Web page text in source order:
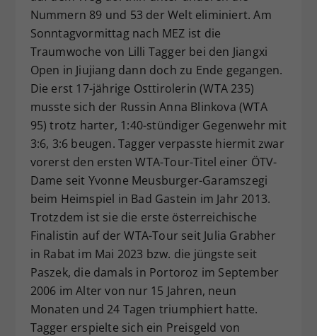
Nummern 89 und 53 der Welt eliminiert. Am
Sonntagvormittag nach MEZ ist die
Traumwoche von Lilli Tagger bei den Jiangxi
Open in Jiujiang dann doch zu Ende gegangen.
Die erst 17-jährige Osttirolerin (WTA 235)
musste sich der Russin Anna Blinkova (WTA
95) trotz harter, 1:40-stündiger Gegenwehr mit
3:6, 3:6 beugen. Tagger verpasste hiermit zwar
vorerst den ersten WTA-Tour-Titel einer ÖTV-
Dame seit Yvonne Meusburger-Garamszegi
beim Heimspiel in Bad Gastein im Jahr 2013.
Trotzdem ist sie die erste österreichische
Finalistin auf der WTA-Tour seit Julia Grabher
in Rabat im Mai 2023 bzw. die jüngste seit
Paszek, die damals in Portoroz im September
2006 im Alter von nur 15 Jahren, neun
Monaten und 24 Tagen triumphiert hatte.
Tagger erspielte sich ein Preisgeld von
Zweck
Dieser Wert speichert Ihre Consent-
Einstellungen. Unter anderem eine
zufällig generierte ID, für die
historische Speicherung Ihrer
vorgenommen Einstellungen, falls der
Webseiten-Betreiber dies eingestellt
hat.